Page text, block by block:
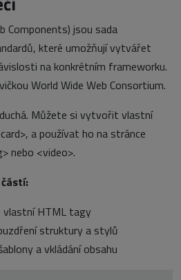
Components) jsou sada
které umožňují vytvářet
na konkrétním frameworku.
World Wide Web Consortium.
Můžete si vytvořit vlastní
a používat ho na stránce
nebo <video>.
vlastní HTML tagy
struktury a stylů
a vkládání obsahu